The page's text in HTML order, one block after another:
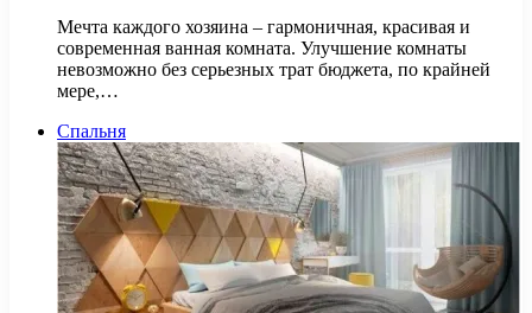
Мечта каждого хозяина – гармоничная, красивая и
современная ванная комната. Улучшение комнаты
невозможно без серьезных трат бюджета, по крайней
мере,…
Спальня